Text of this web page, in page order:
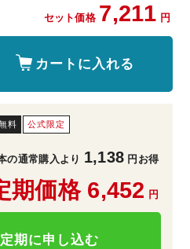
セット価格 7,211 円
カートに入れる
料 公式限定
の通常購入より 1,138 円お得
期価格 6,452 円
期に申し込む